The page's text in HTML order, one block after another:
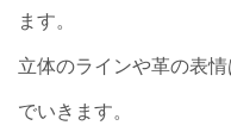
ます。
立体のラインや革の表
でいきます。